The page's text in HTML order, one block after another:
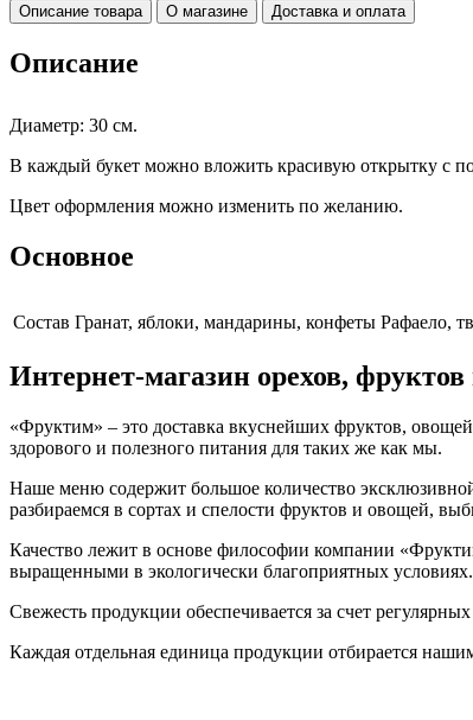
Описание товара О магазине Доставка и оплата
Описание
Диаметр: 30 см.
В каждый букет можно вложить красивую открытку с
Цвет оформления можно изменить по желанию.
Основное
Cостав Гранат, яблоки, мандарины, конфеты Рафаело,
Интернет-магазин орехов,
«Фруктим» – это доставка вкуснейших фруктов,
здорового и полезного питания для таких же как мы.
Наше меню содержит большое количество
разбираемся в сортах и спелости фруктов и овощей,
Качество лежит в основе философии компании
выращенными в экологически благоприятных
Свежесть продукции обеспечивается за счет
Каждая отдельная единица продукции отбирается